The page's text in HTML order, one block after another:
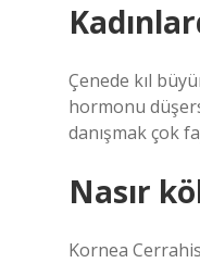
Çenede kıl
hormonu
danışmak çok
Nasır
Kornea